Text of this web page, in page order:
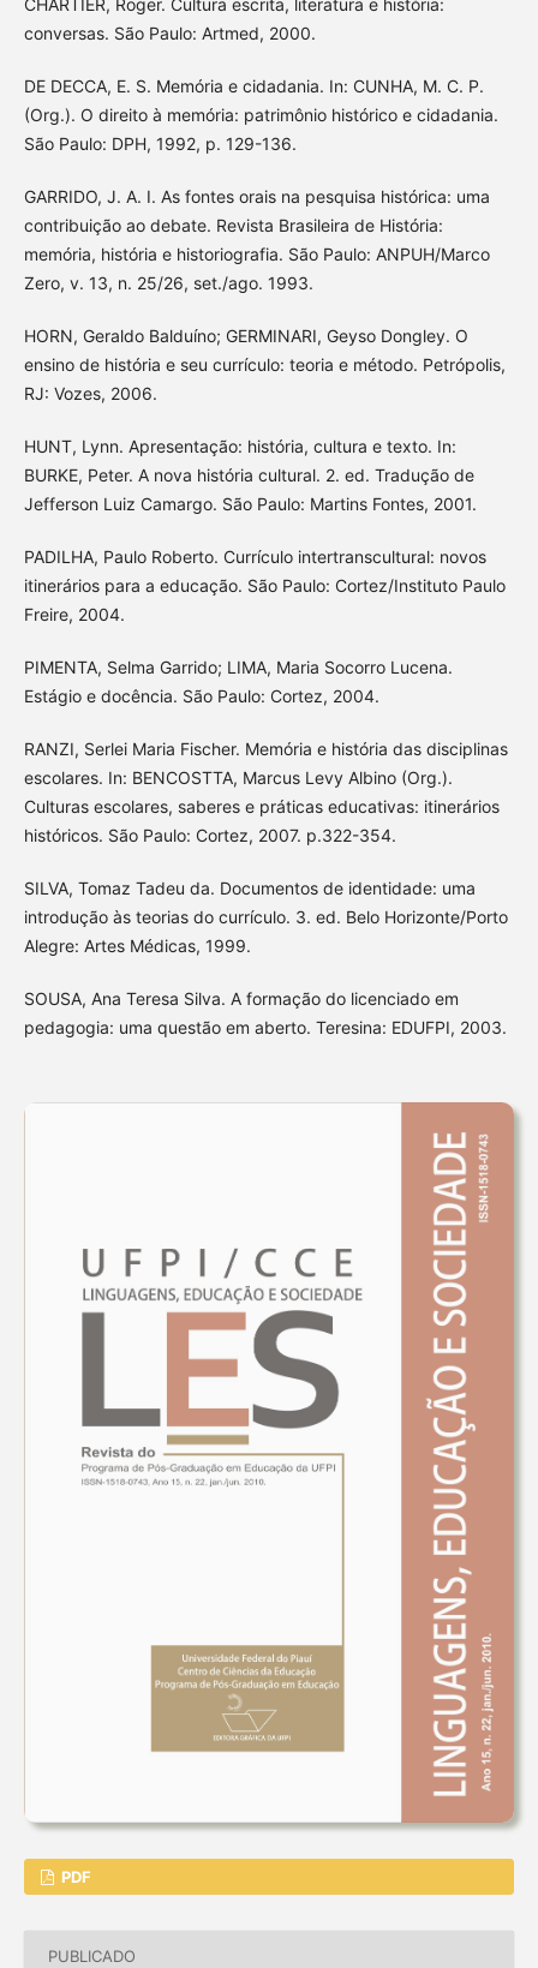
CHARTIER, Roger. Cultura escrita, literatura e história:
conversas. São Paulo: Artmed, 2000.
DE DECCA, E. S. Memória e cidadania. In: CUNHA, M. C. P.
(Org.). O direito à memória: patrimônio histórico e cidadania.
São Paulo: DPH, 1992, p. 129-136.
GARRIDO, J. A. I. As fontes orais na pesquisa histórica: uma
contribuição ao debate. Revista Brasileira de História:
memória, história e historiografia. São Paulo: ANPUH/Marco
Zero, v. 13, n. 25/26, set./ago. 1993.
HORN, Geraldo Balduíno; GERMINARI, Geyso Dongley. O
ensino de história e seu currículo: teoria e método. Petrópolis,
RJ: Vozes, 2006.
HUNT, Lynn. Apresentação: história, cultura e texto. In:
BURKE, Peter. A nova história cultural. 2. ed. Tradução de
Jefferson Luiz Camargo. São Paulo: Martins Fontes, 2001.
PADILHA, Paulo Roberto. Currículo intertranscultural: novos
itinerários para a educação. São Paulo: Cortez/Instituto Paulo
Freire, 2004.
PIMENTA, Selma Garrido; LIMA, Maria Socorro Lucena.
Estágio e docência. São Paulo: Cortez, 2004.
RANZI, Serlei Maria Fischer. Memória e história das disciplinas
escolares. In: BENCOSTTA, Marcus Levy Albino (Org.).
Culturas escolares, saberes e práticas educativas: itinerários
históricos. São Paulo: Cortez, 2007. p.322-354.
SILVA, Tomaz Tadeu da. Documentos de identidade: uma
introdução às teorias do currículo. 3. ed. Belo Horizonte/Porto
Alegre: Artes Médicas, 1999.
SOUSA, Ana Teresa Silva. A formação do licenciado em
pedagogia: uma questão em aberto. Teresina: EDUFPI, 2003.
PDF
PUBLICADO